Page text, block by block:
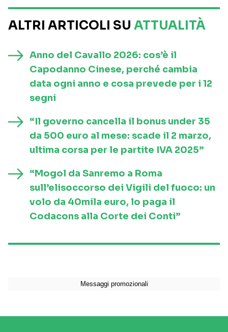
ALTRI ARTICOLI SU ATTUALITÀ
Anno del Cavallo 2026: cos’è il
Capodanno Cinese, perché cambia
data ogni anno e cosa prevede per i 12
segni
“Il governo cancella il bonus under 35
da 500 euro al mese: scade il 2 marzo,
ultima corsa per le partite IVA 2025”
“Mogol da Sanremo a Roma
sull’elisoccorso dei Vigili del fuoco: un
volo da 40mila euro, lo paga il
Codacons alla Corte dei Conti”